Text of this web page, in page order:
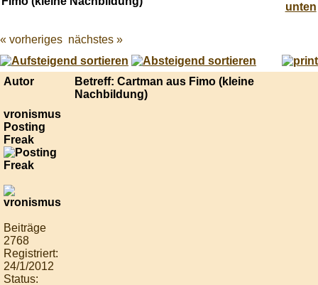
Best
online
live
casino
« vorheriges nächstes »
Autor
Betreff: Cartman aus Fimo (kleine
Nachbildung)
vronismus
Posting
Freak
Beiträge
2768
Registriert:
24/1/2012
Status: